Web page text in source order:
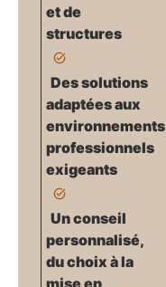
et de
structures
Dessolutions
adaptées aux
environnements
professionnels
exigeants
Unconseil
personnalisé,
du choix à la
mise en